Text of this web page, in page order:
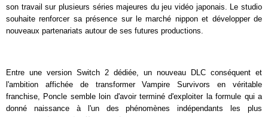
son travail sur plusieurs séries majeures du jeu vidéo japonais. Le studio
souhaite renforcer sa présence sur le marché nippon et développer de
nouveaux partenariats autour de ses futures productions.
Entre une version Switch 2 dédiée, un nouveau DLC conséquent et
l'ambition affichée de transformerVampire Survivors en véritable
franchise, Poncle semble loin d'avoir terminé d'exploiter la formule qui a
donné naissance à l'un des phénomènes indépendants les plus